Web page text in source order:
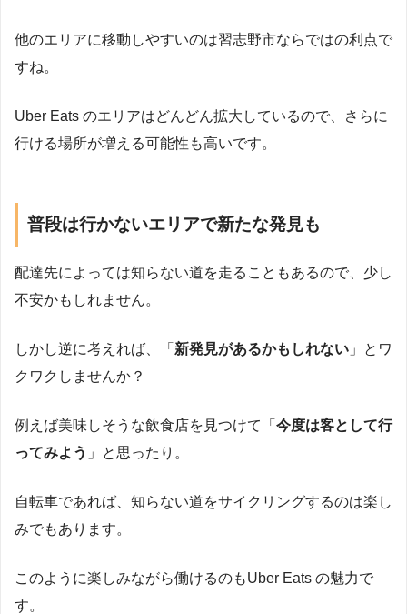
他のエリアに移動しやすいのは習志野市ならではの利点で
すね。
Uber Eats のエリアはどんどん拡大しているので、さらに
行ける場所が増える可能性も高いです。
普段は行かないエリアで新たな発見も
配達先によっては知らない道を走ることもあるので、少し
不安かもしれません。
しかし逆に考えれば、「 新発見があるかもしれない 」とワ
クワクしませんか？
例えば美味しそうな飲食店を見つけて「 今度は客として行
ってみよう 」と思ったり。
自転車であれば、知らない道をサイクリングするのは楽し
みでもあります。
このように楽しみながら働けるのもUber Eats の魅力で
す。